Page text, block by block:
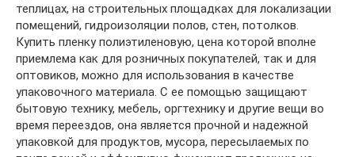
теплицах, на строительных площадках для локализации
помещений, гидроизоляции полов, стен, потолков.
Купить пленку полиэтиленовую, цена которой вполне
приемлема как для розничных покупателей, так и для
оптовиков, можно для использования в качестве
упаковочного материала. С ее помощью защищают
бытовую технику, мебель, оргтехнику и другие вещи во
время переездов, она является прочной и надежной
упаковкой для продуктов, мусора, пересылаемых по